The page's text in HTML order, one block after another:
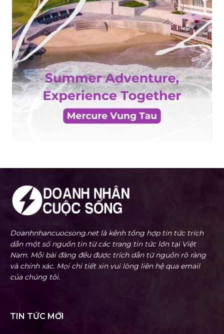
Doanhnhancuocsong.net là kênh tổng hợp tin tức trích
dẫn một số nguồn tin từ các trang tin tức lớn tại Việt
Nam. Mỗi bài đăng đều được trích dẫn từ nguồn rõ ràng
và chính xác. Mọi chi tiết xin vui lòng liên hệ qua email
của chúng tôi.
TIN TỨC MỚI